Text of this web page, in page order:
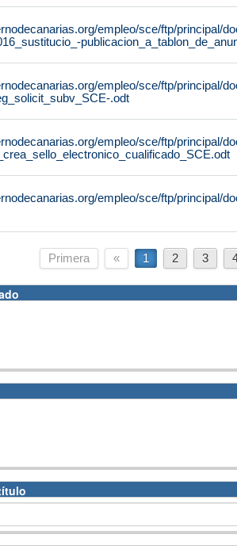
empleo/sce/ftp/principal/
empleo/sce/ftp/principal/
.odt
empleo/sce/ftp/principal/
empleo/sce/ftp/principal/
Primera « 1 2 3